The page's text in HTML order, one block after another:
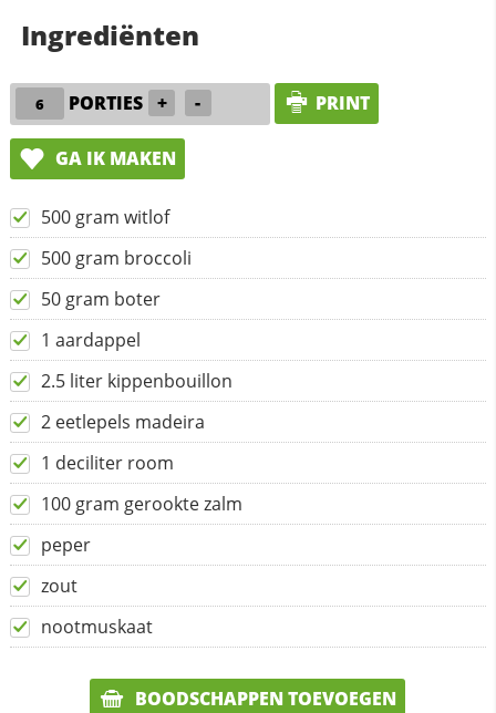
Ingrediënten
PORTIES + - PRINT
GA IK MAKEN
500 gram witlof
500 gram broccoli
50 gram boter
1 aardappel
2.5 liter kippenbouillon
2 eetlepels madeira
1 deciliter room
100 gram gerookte zalm
peper
zout
nootmuskaat
BOODSCHAPPEN TOEVOEGEN